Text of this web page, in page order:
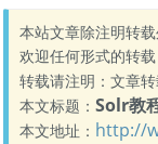
本站文章除注明转
欢迎任何形式的转
转载请注明：文章转
本文标题： Solr教
本文地址： http://